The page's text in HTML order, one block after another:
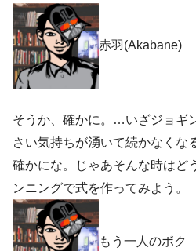
赤羽(Akabane)
そうか、確かに。…いざジョギ
さい気持ちが湧いて続かなくな
確かにな。じゃあそんな時はど
ンニングで式を作ってみよう。
もう一人のボク